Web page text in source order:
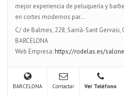
mejor experiencia de peluquería y
en cortes modernos par...
C/ de Balmes, 228, Sarrià-Sant
BARCELONA
Web Empresa:https://rodelas.es/
BARCELONA Contactar Ver Teléfono